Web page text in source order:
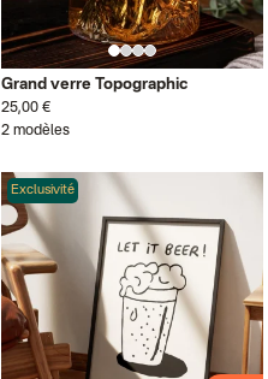
Grand verre Topographic
25,00 €
2 modèles
Exclusivité